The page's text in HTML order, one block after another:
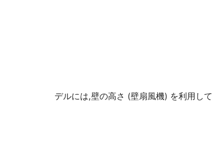
デルには,壁の高さ (壁扇風機) を利用して